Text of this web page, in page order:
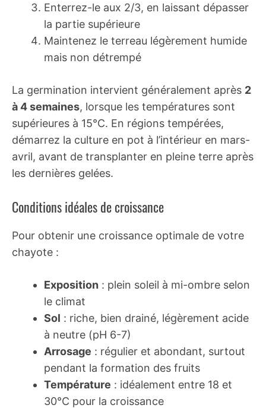
Enterrez-le aux 2/3, en laissant dépasser
la partie supérieure
Maintenez le terreau légèrement humide
mais non détrempé
La germination intervient généralement après 2
à 4 semaines, lorsque les températures sont
supérieures à 15°C. En régions tempérées,
démarrez la culture en pot à l’intérieur en mars-
avril, avant de transplanter en pleine terre après
les dernières gelées.
Conditions idéales de croissance
Pour obtenir une croissance optimale de votre
chayote :
Exposition : plein soleil à mi-ombre selon
le climat
Sol : riche, bien drainé, légèrement acide
à neutre (pH 6-7)
Arrosage : régulier et abondant, surtout
pendant la formation des fruits
Température : idéalement entre 18 et
30°C pour la croissance